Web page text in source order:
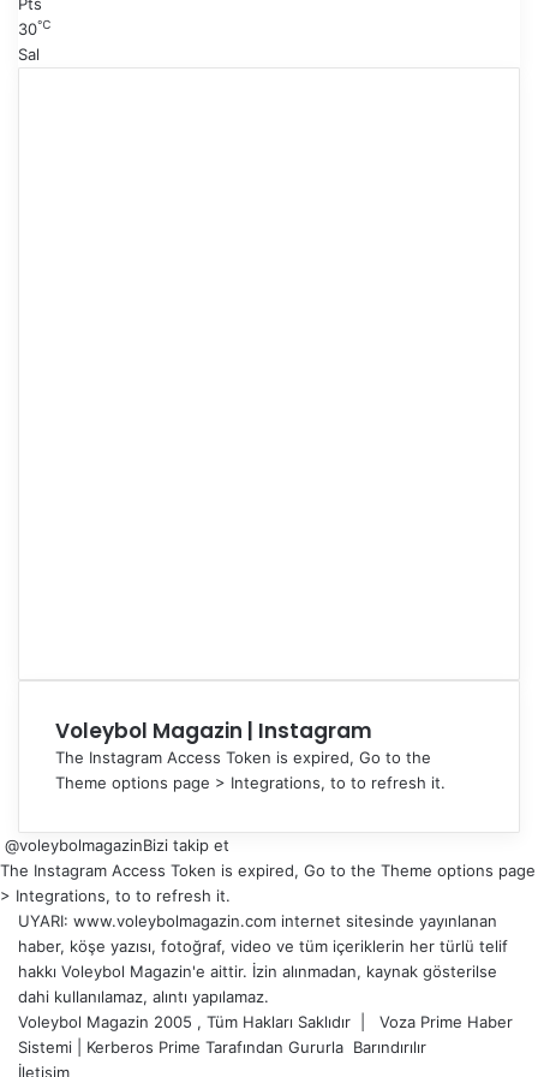
30℃
Sal
Voleybol Magazin | Instagram
The Instagram Access Token is expired, Go to the
Theme options page > Integrations, to to refresh it.
@voleybolmagazinBizi takip et
The Instagram Access Token is expired, Go to the Theme options page
> Integrations, to to refresh it.
UYARI: www.voleybolmagazin.com internet sitesinde yayınlanan
haber, köşe yazısı, fotoğraf, video ve tüm içeriklerin her türlü telif
hakkı Voleybol Magazin'e aittir. İzin alınmadan, kaynak gösterilse
dahi kullanılamaz, alıntı yapılamaz.
Voleybol Magazin 2005 , Tüm Hakları Saklıdır | Voza Prime Haber
Sistemi
Kerberos Prime Tarafından Gururla Barındırılır
İletişim